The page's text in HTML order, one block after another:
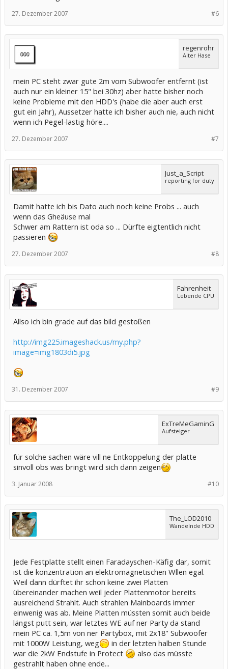
#6
27. Dezember 2007
regenrohr
Alter Hase
mein PC steht zwar gute 2m vom Subwoofer entfernt (ist
auch nur ein kleiner 15" bei 30hz) aber hatte bisher noch
keine Probleme mit den HDD's (habe die aber auch erst
gut ein Jahr), Aussetzer hatte ich bisher auch nie, auch nicht
wenn ich Pegel-lastig höre....
#7
27. Dezember 2007
Just_a_Script
reporting for duty
Damit hatte ich bis Dato auch noch keine Probs ... auch
wenn das Gheäuse mal
Schwer am Rattern ist oda so ... Dürfte eigtentlich nicht
passieren
#8
27. Dezember 2007
Fahrenheit
Lebende CPU
Allso ich bin grade auf das bild gestoßen
http://img225.imageshack.us/my.php?
image=img1803di5.jpg
#9
31. Dezember 2007
ExTreMeGaminG
Aufsteiger
für solche sachen wäre vill ne Entkoppelung der platte
sinvoll obs was bringt wird sich dann zeigen
#10
3. Januar 2008
The_LOD2010
Wandelnde HDD
Jede Festplatte stellt einen Faradayschen-Käfig dar, somit
ist die konzentration an elektromagnetischen Wllen egal.
Weil dann dürftet ihr schon keine zwei Platten
übereinander machen weil jeder Plattenmotor bereits
ausreichend Strahlt. Auch strahlen Mainboards immer
einwenig was ab. Meine Platten müssten somit auch beide
längst putt sein, war letztes WE auf ner Party da stand
mein PC ca. 1,5m von ner Partybox, mit 2x18" Subwoofer
mit 1000W Leistung, weg
in der letzten halben Stunde
war die 2kW Endstufe in Protect
also das müsste
gestrahlt haben ohne ende...